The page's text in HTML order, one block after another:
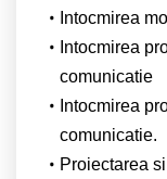
Intocmirea
Intocmirea
comunicatie
Intocmirea
comunicatie.
Proiectarea